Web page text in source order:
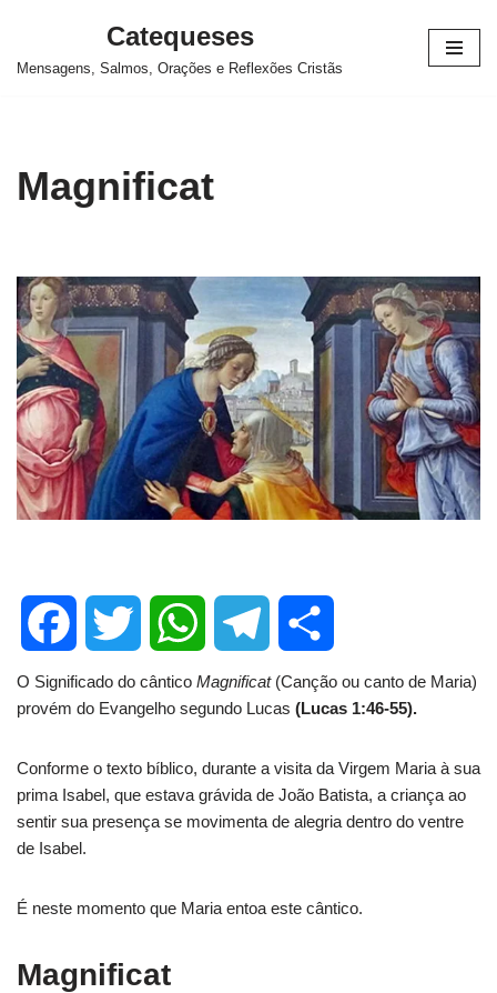
Pular
Catequeses
Mensagens, Salmos, Orações e Reflexões Cristãs
Magnificat
F
c
e
b
T
i
W
a
T
l
S
a
O Significado do cântico Magnificat(Canção ou canto de Maria)
provém do Evangelho segundo Lucas (Lucas 1:46-55).
Conforme o texto bíblico, durante a visita da Virgem Maria à sua
prima Isabel, que estava grávida de João Batista, a criança ao
sentir sua presença se movimenta de alegria dentro do ventre
de Isabel.
É neste momento que Maria entoa este cântico.
Magnificat